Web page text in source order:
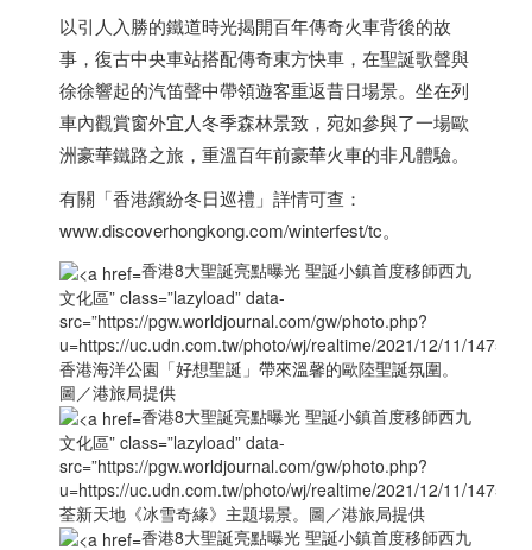
以引人入勝的鐵道時光揭開百年傳奇火車背後的故
事，復古中央車站搭配傳奇東方快車，在聖誕歌聲與
徐徐響起的汽笛聲中帶領遊客重返昔日場景。坐在列
車內觀賞窗外宜人冬季森林景致，宛如參與了一場歐
洲豪華鐵路之旅，重溫百年前豪華火車的非凡體驗。
有關「香港繽紛冬日巡禮」詳情可查：
www.discoverhongkong.com/winterfest/tc。
香港8大聖誕亮點曝光 聖誕小鎮首度移師西九
文化區” class=”lazyload” data-
src=”https://pgw.worldjournal.com/gw/photo.php?
u=https://uc.udn.com.tw/photo/wj/realtime/2021/12/11/
香港海洋公園「好想聖誕」帶來溫馨的歐陸聖誕氛圍。
圖／港旅局提供
香港8大聖誕亮點曝光 聖誕小鎮首度移師西九
文化區” class=”lazyload” data-
src=”https://pgw.worldjournal.com/gw/photo.php?
u=https://uc.udn.com.tw/photo/wj/realtime/2021/12/11/
荃新天地《冰雪奇緣》主題場景。圖／港旅局提供
香港8大聖誕亮點曝光 聖誕小鎮首度移師西九